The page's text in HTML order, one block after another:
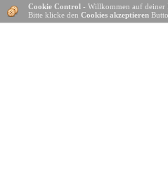
Cookie Control - Willkommen auf deiner
Bitte klicke den Cookies akzeptieren